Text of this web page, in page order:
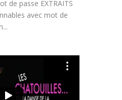
de passe EXTRAITS
avec mot de